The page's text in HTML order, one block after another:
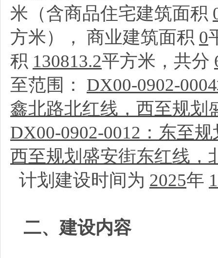
米（含商品住宅建筑面积
方米）， 商业建筑面积 0
积 130813.2平方米，共分
至范围： DX00-0902-
鑫北路北红线，西至规划
DX00-0902-0012：东至
西至规划盛安街东红线，
计划建设时间为 2025年
二、建设内容